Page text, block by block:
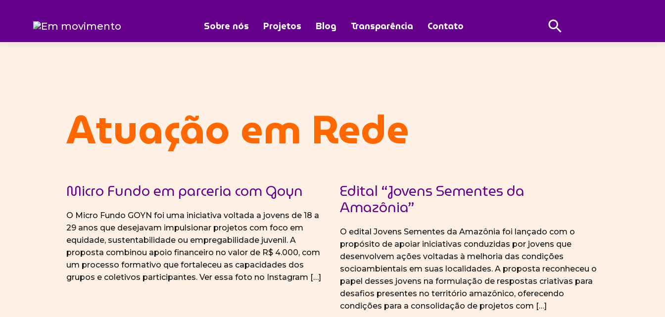
movimento
Sobre nós Projetos Blog Transparência Contato
Abrir
Pesquisa
Início» Atuação em Rede
Atuação em Rede
Micro Fundo em parceria com Goyn
O Micro Fundo GOYN foi uma iniciativa voltada a jovens de 18 a
29 anos que desejavam impulsionar projetos com foco em
equidade, sustentabilidade ou empregabilidade juvenil. A
proposta combinou apoio financeiro no valor de R$ 4.000, com
um processo formativo que fortaleceu as capacidades dos
grupos e coletivos participantes. Ver essa foto no Instagram […]
Edital “Jovens Sementes da
Amazônia”
O edital Jovens Sementes da Amazônia foi lançado com o
propósito de apoiar iniciativas conduzidas por jovens que
desenvolvem ações voltadas à melhoria das condições
socioambientais em suas localidades. A proposta reconheceu o
papel desses jovens na formulação de respostas criativas para
desafios presentes no território amazônico, oferecendo
condições para a consolidação de projetos com […]